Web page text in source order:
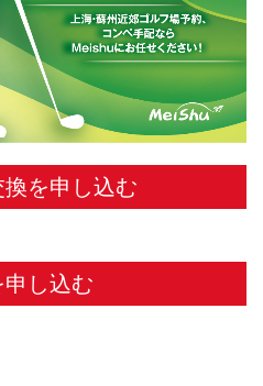
換を申し込む
申し込む